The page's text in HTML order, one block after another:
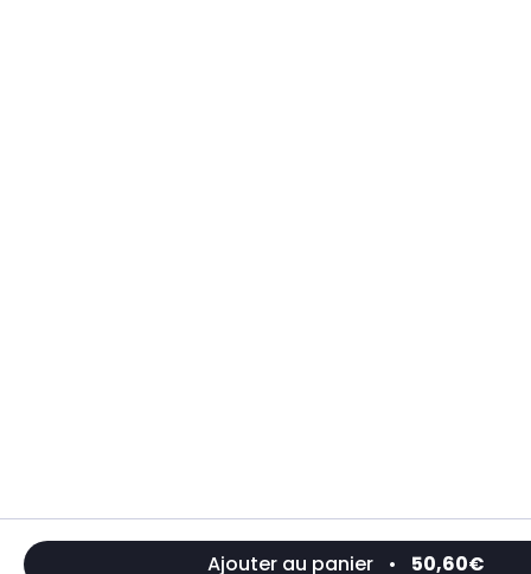
Ajouter au panier • 50,60€